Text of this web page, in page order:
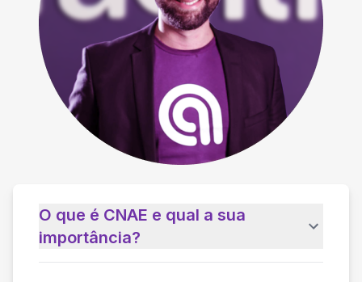
O que é CNAE e qual a sua
importância?